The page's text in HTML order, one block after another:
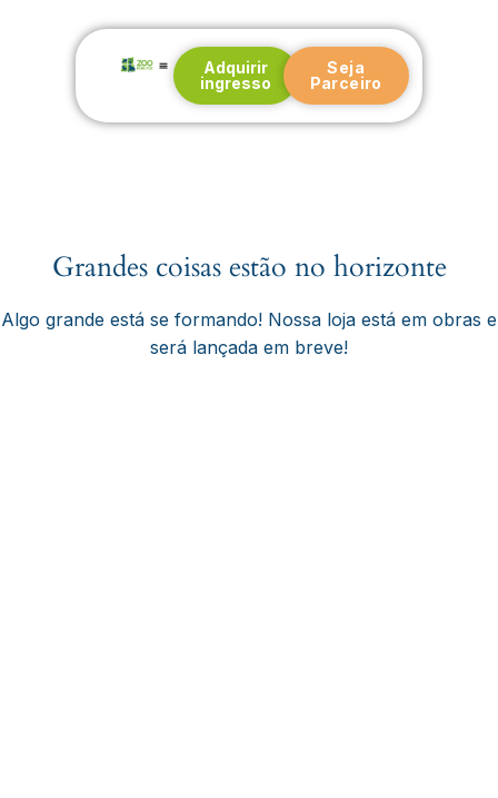
Adquirir
ingresso
Seja
Parceiro
Grandes coisas estão no horizonte
Algo grande está se formando! Nossa loja está em obras e
será lançada em breve!